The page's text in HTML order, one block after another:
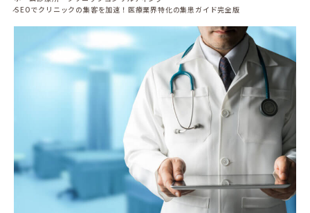
SEOでクリニックの集客を加速！医療業界特化の集患ガイド完全版